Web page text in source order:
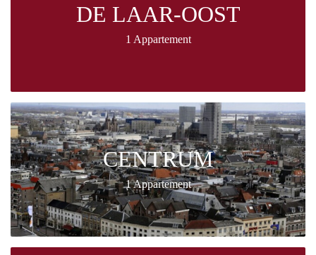
DE LAAR-OOST
1 Appartement
CENTRUM
1 Appartement